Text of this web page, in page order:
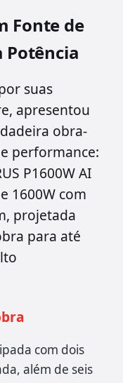
Fonte de
Potência
suas
apresentou
obra-
performance:
P1600W AI
1600W com
projetada
para até
com dois
além de seis